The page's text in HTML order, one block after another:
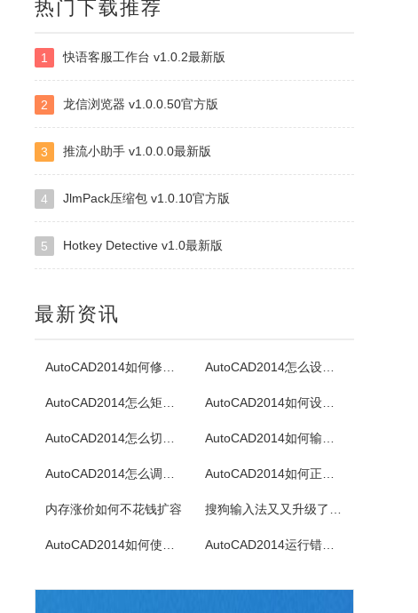
ZipCentral
DVD Identifier
DVDPlusIdentifier是一款能够从DVD+R/W盘片读出某种独特盘片参数的程序，它是一款提供了与其它读取DVD-R/W介质参数软件相同功能的应用于DVD+R/W的程序。
淘淘照片瘦身之星是专为网店卖家精心设计的一款照片瘦身批处理软件。本软件可以解决网店卖家快速、便捷、大批量处理所拍商品照片尺寸大的问题。它可以一次打开多张照片，事先设置好瘦身的参数，然后一键对所有照片批量进行智能瘦身操作。当您的网店每次发布新产品时，不断地把商品照片一张一张反反复复调整尺寸时，您是否感...
淘淘图片拼接之星
热门下载推荐
1 快语客服工作台 v1.0.2最新版
2 龙信浏览器 v1.0.0.50官方版
3 推流小助手 v1.0.0.0最新版
4 JlmPack压缩包 v1.0.10官方版
5 Hotkey Detective v1.0最新版
最新资讯
AutoCAD2014如何修改标注文字 AutoCAD2014怎么设置透明度
AutoCAD2014怎么矩阵阵列 AutoCAD2014如何设置延伸图形
AutoCAD2014怎么切换经典模式 AutoCAD2014如何输入文字
AutoCAD2014怎么调出工具栏 AutoCAD2014如何正确卸载
内存涨价如何不花钱扩容 搜狗输入法又又升级了！新增跨设备复制粘贴”，告别文件传输助手！
AutoCAD2014如何使用图案填充 AutoCAD2014运行错误怎么办